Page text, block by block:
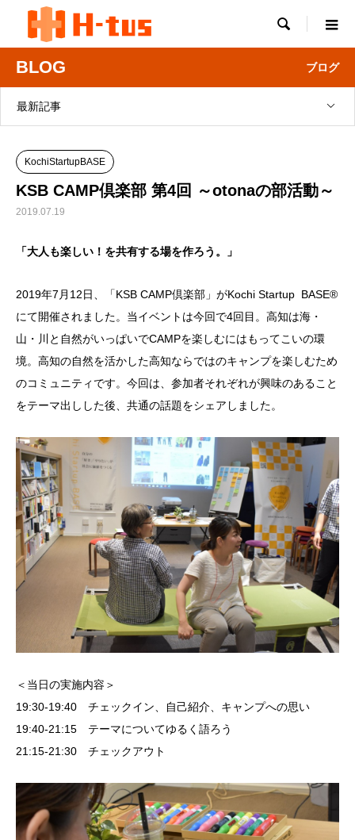

BLOG ブログ
最新記事
KochiStartupBASE
KSB CAMP倶楽部 第4回 ～otonaの部活動～
2019.07.19
「大人も楽しい！を共有する場を作ろう。」
2019年7月12日、「KSB CAMP倶楽部」がKochi Startup BASE®︎
にて開催されました。当イベントは今回で4回目。高知は海・
山・川と自然がいっぱいでCAMPを楽しむにはもってこいの環
境。高知の自然を活かした高知ならではのキャンプを楽しむため
のコミュニティです。今回は、参加者それぞれが興味のあること
をテーマ出しした後、共通の話題をシェアしました。
＜当日の実施内容＞
19:30-19:40 チェックイン、自己紹介、キャンプへの思い
19:40-21:15 テーマについてゆるく語ろう
21:15-21:30 チェックアウト